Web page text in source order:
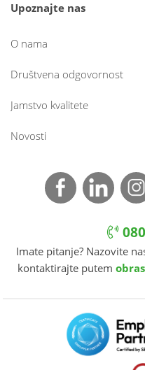
Upoznajte nas
O nama
Društvena odgovornost
Jamstvo kvalitete
Novosti
Imate pitanje? Nazovite
kontaktirajte putem